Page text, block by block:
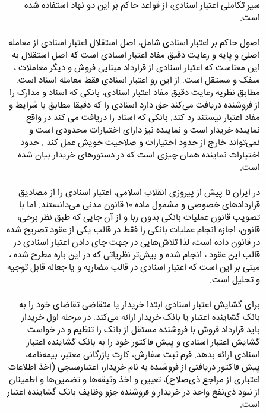
سیر تکاملی اعتبار اسنادی، از قواعد حاکم بر این دو نهاد استفاده شده
است.
اصول حاکم بر اعتبار اسنادی شامل، اصل استقلال اعتبار اسنادی از معامله
اصلی و پایه و رعایت دقیق مفاد اعتبار اسنادی است که اصل استقلال به
این معناست که اعتبار اسنادی از قرارداد مبنایی فروش و دیگر معاملات ،
منفک و مستقل است. از این رو اعتبار اسنادی فقط معامله اسناد است.
مطابق نظریه رعایت دقیق مفاد اعتبار اسنادی، بانکی که اسناد و مدارک را
از فروشنده دریافت می‌کند حق دارد اسنادی را که دقیقا مطابق با شرایط و
مفاد اعتبار نیستند رد کند. بانکی که اسناد را دریافت می کند در واقع
نماینده خریدار است و نماینده نیز دارای اختیارات محدودی است و
نمی‌تواند خارج از حدود اختیارات و صلاحیت خویش عمل کند . حدود
اختیارات نماینده همان چیزی است که در دستورهای خریدار بیان شده
است.
در ایران تا پیش از پیروزی انقلاب اسلامی، اعتبار اسنادی را از مصادیق
قراردادهای خصوصی و مشمول ماده ۱۰ قانون مدنی می‌دانستند. اما با
تصویب قانون عملیات بانکی بدون ربا و از آن جایی که طبق نظر برخی،
قانون، اجازه انجام عملیات بانکی را فقط در قالب یکی از عقود تصریح شده
در قانون داده است، لذا تلاش‌هایی در جهت جای دادن اعتبار اسنادی در
قالب این عقود ، انجام شده و بیش‌تر نظریاتی که در این باره مطرح شده ،
مبنی بر این است که اعتبار اسنادی در قالب مضاربه و یا جعاله قابل توجیه
و تحلیل است.
برای گشایش اعتبار اسنادی ابتدا خریدار یا متقاضی تقاضای خود را به
بانک گشاینده اعتبار یا بانک خریدار ارائه می‌کند. در مرحله اول خریدار
باید قرارداد فروش با فروشنده مستقل از بانک را تنظیم و در خواست
گشایش اعتبار اسنادی و پیش فاکتور خود را به بانک گشاینده اعتبار
اسنادی ارائه بدهد. فرم ثبت سفارش، کارت بازرگانی معتبر، بیمه‌نامه،
پیش فاکتور دریافتی از فروشنده به نام خریدار، اعتبارسنجی (اخذ اطلاعات
اعتباری از مراجع ذی‌صلاح)، تعیین و اخذ وثیقه‌ها و تضمین‌ها و اطمینان
از نبود ذی‌نفع واحد در خریدار و فروشنده جزو وظایف بانک گشاینده اعتبار
است.